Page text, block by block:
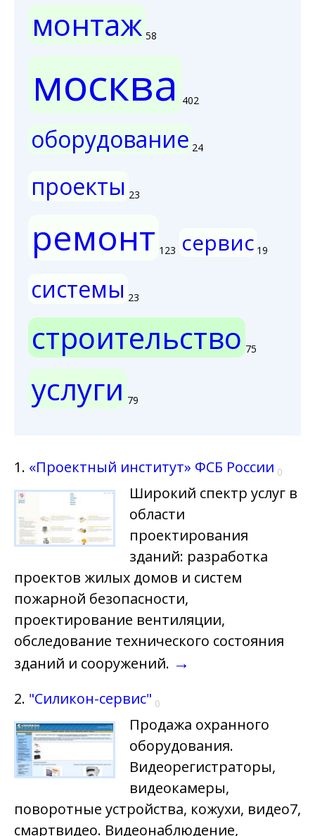
монтаж 58
москва 402
оборудование 24
проекты 23
ремонт 123 сервис 19
системы 23
строительство 75
услуги 79
1. «Проектный институт» ФСБ России 0
Широкий спектр услуг в
области
проектирования
зданий: разработка
проектов жилых домов и систем
пожарной безопасности,
проектирование вентиляции,
обследование технического состояния
зданий и сооружений. →
2. "Силикон-сервис" 0
Продажа охранного
оборудования.
Видеорегистраторы,
видеокамеры,
поворотные устройства, кожухи, видео7,
смартвидео. Видеонаблюдение,